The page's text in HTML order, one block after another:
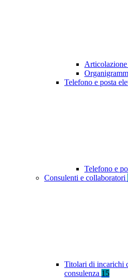
Telefono e posta
Telefono e
Consulenti e collaboratori
Titolari di incarichi
consulenza 15